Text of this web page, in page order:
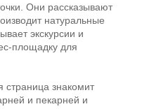
Они рассказывают
натуральные
экскурсии и
площадку для
страница знакомит
и пекарней и